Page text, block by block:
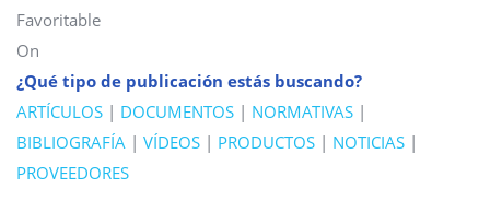
Favoritable
On
¿Qué tipo de publicación estás buscando?
ARTÍCULOS | DOCUMENTOS | NORMATIVAS |
BIBLIOGRAFÍA | VÍDEOS | PRODUCTOS | NOTICIAS |
PROVEEDORES